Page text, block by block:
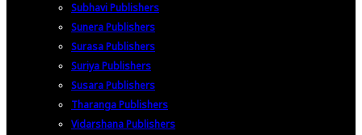
Subhavi Publishers
Sunera Publishers
Surasa Publishers
Suriya Publishers
Susara Publishers
Tharanga Publishers
Vidarshana Publishers